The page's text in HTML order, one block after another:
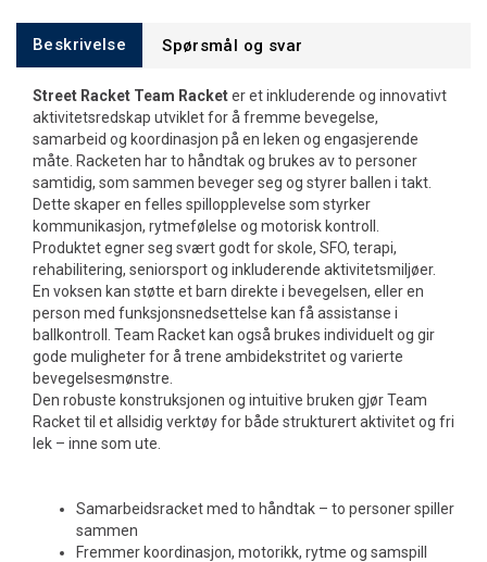
Beskrivelse Spørsmål og svar
Street Racket Team Racketer et inkluderende og innovativt
aktivitetsredskap utviklet for å fremme bevegelse,
samarbeid og koordinasjon på en leken og engasjerende
måte. Racketen har to håndtak og brukes av to personer
samtidig, som sammen beveger seg og styrer ballen i takt.
Dette skaper en felles spillopplevelse som styrker
kommunikasjon, rytmefølelse og motorisk kontroll.
Produktet egner seg svært godt for skole, SFO, terapi,
rehabilitering, seniorsport og inkluderende aktivitetsmiljøer.
En voksen kan støtte et barn direkte i bevegelsen, eller en
person med funksjonsnedsettelse kan få assistanse i
ballkontroll. Team Racket kan også brukes individuelt og gir
gode muligheter for å trene ambidekstritet og varierte
bevegelsesmønstre.
Den robuste konstruksjonen og intuitive bruken gjør Team
Racket til et allsidig verktøy for både strukturert aktivitet og fri
lek – inne som ute.
Samarbeidsracket med to håndtak – to personer spiller
sammen
Fremmer koordinasjon, motorikk, rytme og samspill